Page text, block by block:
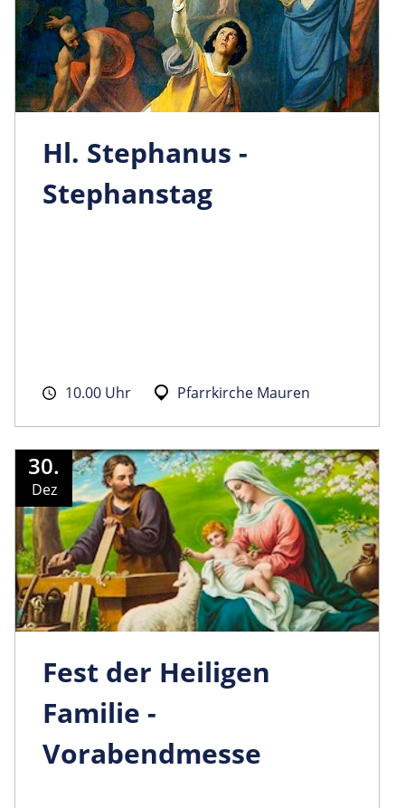
Hl. Stephanus -
Stephanstag
10.00 Uhr Pfarrkirche Mauren
30.
Dez
Fest der Heiligen
Familie -
Vorabendmesse